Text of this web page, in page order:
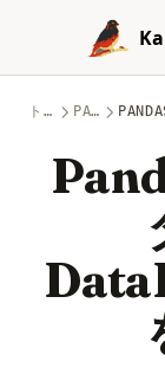
Skip to content
トピック PANDAS